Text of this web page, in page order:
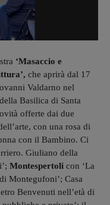
‘Masaccio e
che aprirà dal 17
Valdarno nel
Basilica di Santa
offerte dai due
con una rosa di
con il Bambino. Ci
Giuliano della
Montespertoli con ‘La
Montegufoni’; Casa
Benvenuti nell’età di